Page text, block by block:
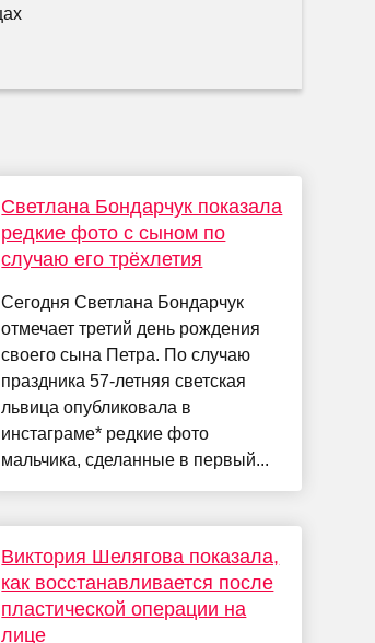
Светлана Бондарчук показала
редкие фото с сыном по
случаю его трёхлетия
Сегодня Светлана Бондарчук
отмечает третий день рождения
своего сына Петра. По случаю
праздника 57-летняя светская
львица опубликовала в
инстаграме* редкие фото
мальчика, сделанные в первый...
Виктория Шелягова показала,
как восстанавливается после
пластической операции на
лице